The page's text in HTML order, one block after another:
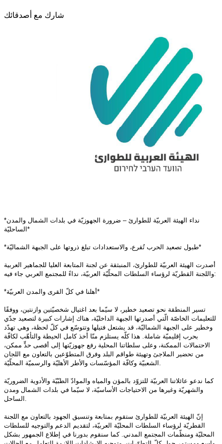
شارك مع أصدقائك
*نداء الهيئة العربيّة للطوارئ – ضرورة الجهوزيّة في بلدات الشمال والمدن
الساحليّة*
*طبول تصعيد الحرب تُقرع، والاستعدادات تبلغ ذروتها على الجبهة الشماليّة*
أصدرت الهيئة العربيّة للطوارئ، المنبثقة عن لجنة المتابعة العليا للجماهير العربية
واللجنة القطريّة لرؤساء السلطات المحلّيّة العربيّة، نداءً للمجتمع العربي جاء فيه:
*أهلنا في كلّ القرى والمدن العربيّة*
تسير المنطقة نحو تصعيد خطير، لا سيّما بعد اغتيال شخصيّتين وازنتين، ووفقًا
للتعليمات الخاصّة الّتي أصدرتها الجبهة الداخليّة، هناك إشارات كبيرة لتصعيد جدّي
وخطير على الجبهة الشماليّة، قد يشتعل فتيلها وتتوسّع في كلّ لحظة، وهي تهدّد
بحرب إقليميّة شاملة. هذا كلّه يستلزم منّا أخذ كامل الحيطة والتأهّب لكافّة
الاحتمالات الممكنة، وعلى سلطاتنا المحلية رفع جهوزيّتها إلى أقصى حدٍّ ممكن،
من تحضير الملاجئ وتهيئة طواقم البلد وفرق المتطوّعين بالتعاون مع اللجان
الشعبيّة وكافّة المؤسّسات والأطر الأهليّة والرسميّة المحلّيّة
كما ندعو عائلاتنا العربيّة للتزوّد بالمؤن والمياه والموادّ الطبّيّة والأدوية الضروريّة
والشهريّة وغيرها من الاحتياجات الأساسيّة، لا سيّما في بلدات الشمال ومدن
الساحل
إنّ الهيئة العربيّة للطوارئ ستقوم بمتابعة وتنسيق الجهود بالتعاون مع اللجنة
القطريّة لرؤساء السلطات المحليّة العربيّة، لتقديم الدعم والتوجيه للسلطات
المحليّة ومنظّمات المجتمع المدني. كما سنقوم بدورنا في إطلاع الجمهور بشكل